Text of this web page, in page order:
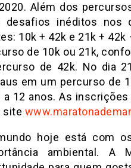
Além dos
desafios inéditos nos
10k + 42k e 21k +
de 10k ou 21k,
de 42k. No dia
em um percurso de
a 12 anos. As
site
hoje está com
ambiental. A